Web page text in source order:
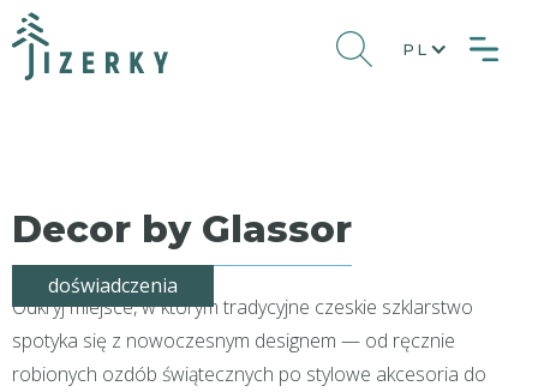
PL
Decor by Glassor
doświadczenia
Odkryj miejsce, w którym tradycyjne czeskie szklarstwo
spotyka się z nowoczesnym designem — od ręcznie
robionych ozdób świątecznych po stylowe akcesoria do